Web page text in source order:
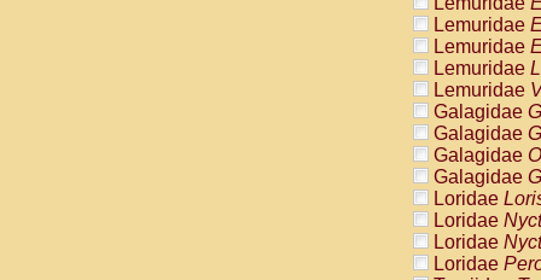
Cebidae
Cebidae
Atelidae
Atelidae
Atelidae
Atelidae
Atelidae
Atelidae
Atelidae
Atelidae
Atelidae
Atelidae
Pitheciidae
Lemuridae
Lemuridae
Lemuridae
Lemuridae
Galagidae
Galagidae
Galagidae
Galagidae
Loridae
Loridae
Loridae
Loridae